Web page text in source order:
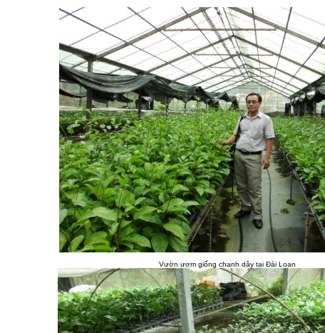
Vườn ươm giống chanh dây tại Đài Loan